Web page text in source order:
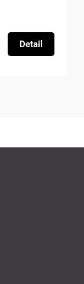
Detail